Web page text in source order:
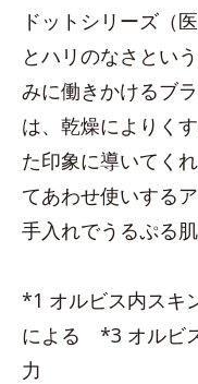
ドットシリーズ（
とハリのなさとい
みに働きかけるブ
は、乾燥によりく
た印象に導いてく
てあわせ使いする
手入れでうるぷる
*1 オルビス内ス
による *3 オルビ
力